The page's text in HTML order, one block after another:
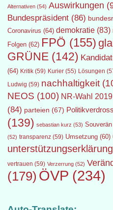
Alternativen (54) Auswirkungen
Bundespräsident (86)
Coronavirus (64) demokratie (83)
Folgen (62) FPÖ (155)
GRÜNE (142)
(64) Kritik (59) Kurier (55) Lösungen
Ludwig (59) nachhaltigkeit
NEOS (100) NR-Wahl 2019
(84) parteien (67)
(139) sebastian kurz (53) Souverän
(52) transparenz (59) Umsetzung (60)
vertrauen (59) Verzerrung (52)
(179) ÖVP (234)